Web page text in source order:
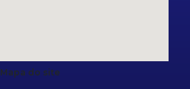
Mapa do site